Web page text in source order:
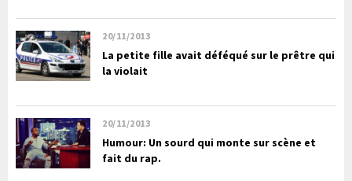
20/11/2013
La petite fille avait déféqué sur le prêtre qui
la violait
20/11/2013
Humour: Un sourd qui monte sur scène et
fait du rap.